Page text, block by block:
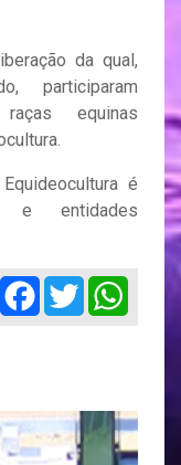
da qual,
participaram
equinas
é
e entidades
Facebook
Twitter